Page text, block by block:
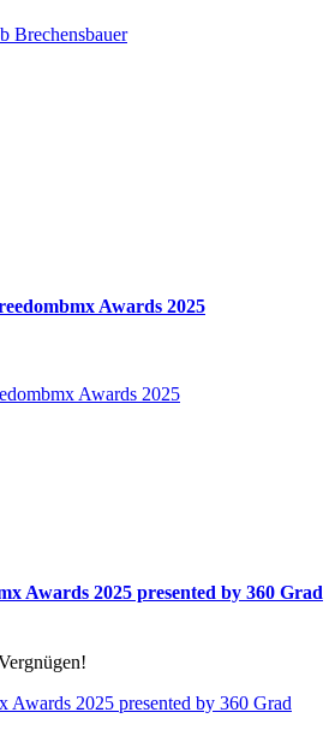
Brechensbauer
Awards 2025
Awards 2025
Awards 2025 presented by 360 Grad
Awards 2025 presented by 360 Grad